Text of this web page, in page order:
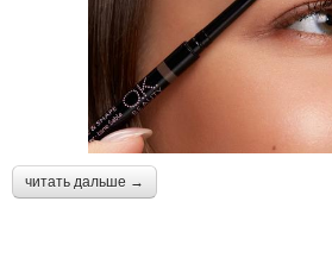
читать дальше →